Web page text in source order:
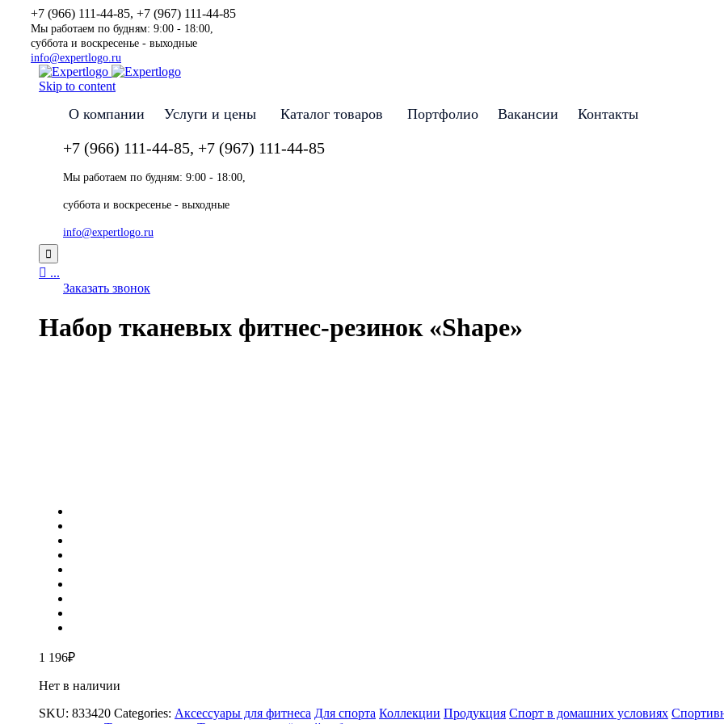
+7 (966) 111-44-85, +7 (967) 111-44-85
Мы работаем по будням: 9:00 - 18:00,
суббота и воскресенье - выходные
info@expertlogo.ru
Skip to content
О компании Услуги и цены Каталог товаров Портфолио Вакансии Контакты
+7 (966) 111-44-85, +7 (967) 111-44-85
Мы работаем по будням: 9:00 - 18:00,
суббота и воскресенье - выходные
info@expertlogo.ru

 ...
Заказать звонок
Набор тканевых фитнес-резинок «Shape»
1 196₽
Нет в наличии
SKU: 833420 Categories: Аксессуары для фитнеса Для спорта Коллекции Продукция Спорт в домашних условиях